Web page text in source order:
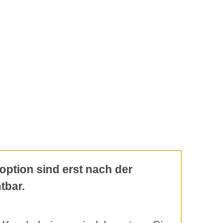
sind erst nach der